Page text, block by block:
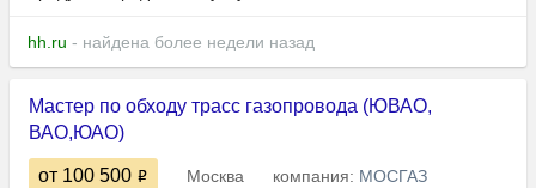
hh.ru - найдена более недели назад
Мастер по обходу трасс газопровода (ЮВАО,
ВАО,ЮАО)
от 100 500 Москва компания: МОСГАЗ